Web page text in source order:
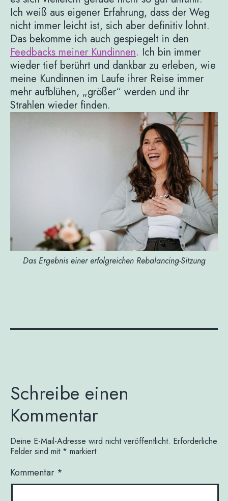
Ich weiß aus eigener Erfahrung, dass der Weg
nicht immer leicht ist, sich aber definitiv lohnt.
Das bekomme ich auch gespiegelt in den
Feedbacks meiner Kundinnen. Ich bin immer
wieder tief berührt und dankbar zu erleben, wie
meine Kundinnen im Laufe ihrer Reise immer
mehr aufblühen, „größer“ werden und ihr
Strahlen wieder finden.
Das Ergebnis einer erfolgreichen Rebalancing-Sitzung
Schreibe einen
Kommentar
Deine E-Mail-Adresse wird nicht veröffentlicht. Erforderliche
Felder sind mit * markiert
Kommentar *